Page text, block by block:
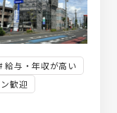
給与・年収が高い
歓迎